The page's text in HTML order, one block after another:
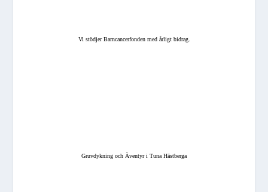
Vi stödjer Barncancerfonden med årligt bidrag.
Gruvdykning och Äventyr i Tuna Hästberga